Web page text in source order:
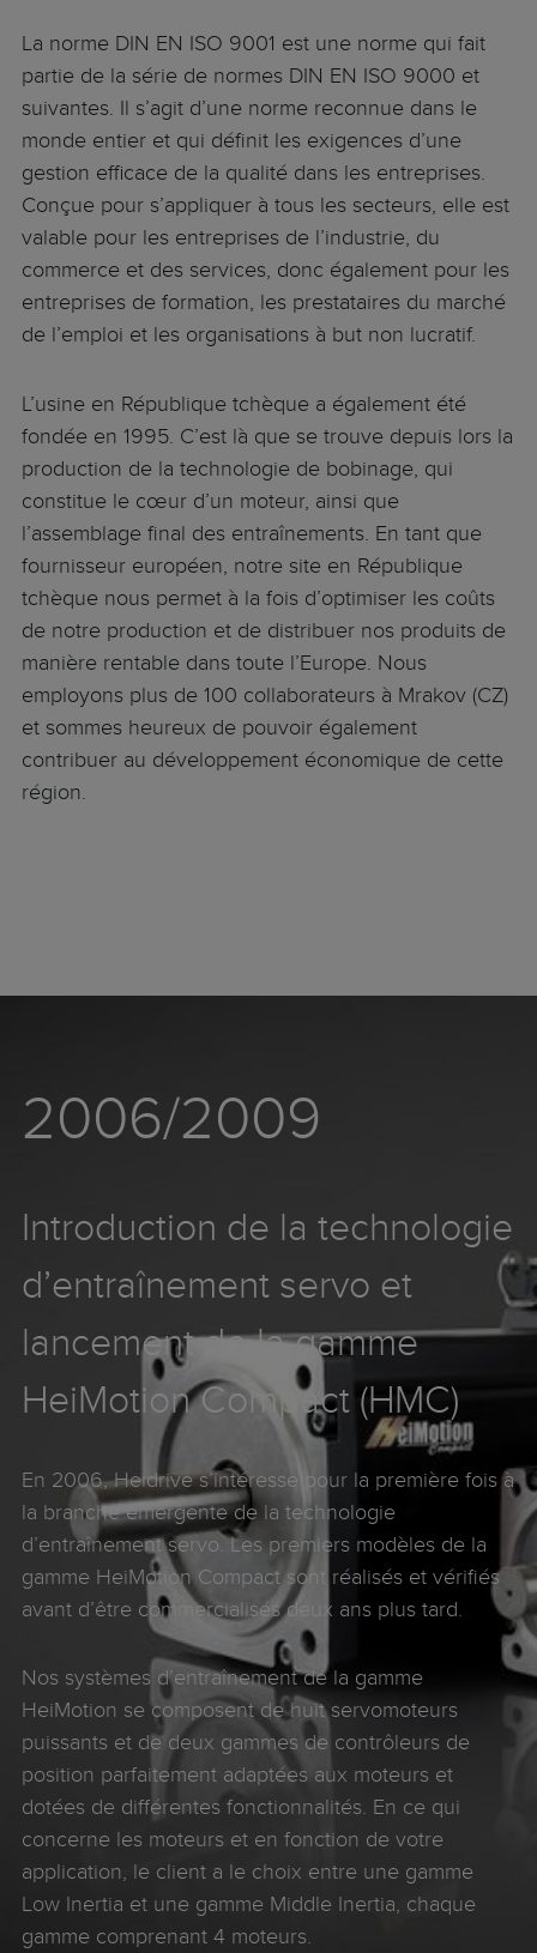
La norme DIN EN ISO 9001 est une norme qui fait
partie de la série de normes DIN EN ISO 9000 et
suivantes. Il s’agit d’une norme reconnue dans le
monde entier et qui définit les exigences d’une
gestion efficace de la qualité dans les entreprises.
Conçue pour s’appliquer à tous les secteurs, elle est
valable pour les entreprises de l’industrie, du
commerce et des services, donc également pour les
entreprises de formation, les prestataires du marché
de l’emploi et les organisations à but non lucratif.
L’usine en République tchèque a également été
fondée en 1995. C’est là que se trouve depuis lors la
production de la technologie de bobinage, qui
constitue le cœur d’un moteur, ainsi que
l’assemblage final des entraînements. En tant que
fournisseur européen, notre site en République
tchèque nous permet à la fois d’optimiser les coûts
de notre production et de distribuer nos produits de
manière rentable dans toute l’Europe. Nous
employons plus de 100 collaborateurs à Mrakov (CZ)
et sommes heureux de pouvoir également
contribuer au développement économique de cette
région.
2006/2009
Introduction de la technologie
d’entraînement servo et
lancement de la gamme
HeiMotion Compact (HMC)
En 2006, Heidrive s’intéresse pour la première fois à
la branche émergente de la technologie
d’entraînement servo. Les premiers modèles de la
gamme HeiMotion Compact sont réalisés et vérifiés
avant d’être commercialisés deux ans plus tard.
Nos systèmes d’entraînement de la gamme
HeiMotion se composent de huitservomoteurs
puissants et de deux gammes de contrôleurs de
position parfaitement adaptées aux moteurs et
dotées de différentes fonctionnalités. En ce qui
concerne les moteurs et en fonction de votre
application, le client a le choix entre une gamme
Low Inertia et une gamme Middle Inertia, chaque
gamme comprenant 4 moteurs.